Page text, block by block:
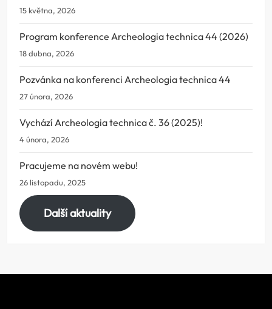
15 května, 2026
Program konference Archeologia technica 44 (2026)
18 dubna, 2026
Pozvánka na konferenci Archeologia technica 44
27 února, 2026
Vychází Archeologia technica č. 36 (2025)!
4 února, 2026
Pracujeme na novém webu!
26 listopadu, 2025
Další aktuality